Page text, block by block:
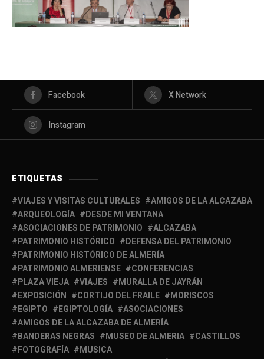
Facebook X Network
Instagram
ETIQUETAS
VIAJES Y VISITAS CULTURALES
AMIGOS DE LA ALCAZABA
ARQUEOLOGÍA
DESDE MI VENTANA
ASOCIACIONES DE PATRIMONIO
ALCAZABA
PATRIMONIO HISTÓRICO
DEFENSA DEL PATRIMONIO
PATRIMONIO HISTÓRICO DE ALMERÍA
PATRIMONIO ALMERIENSE
CONFERENCIAS
PLAZA VIEJA
VIAJES
MURALLA DE JAYRÁN
EXPOSICIÓN
CORTIJO DEL FRAILE
MORISCOS
EGIPTO
EGIPTOLOGÍA
ASOCIACIONES
AMIGOS DE LA ALCAZABA DE ALMERÍA
BANDERAS NEGRAS
MUSEO DE ALMERIA
CASTILLOS
FOTOGRAFÍA
MUSICA